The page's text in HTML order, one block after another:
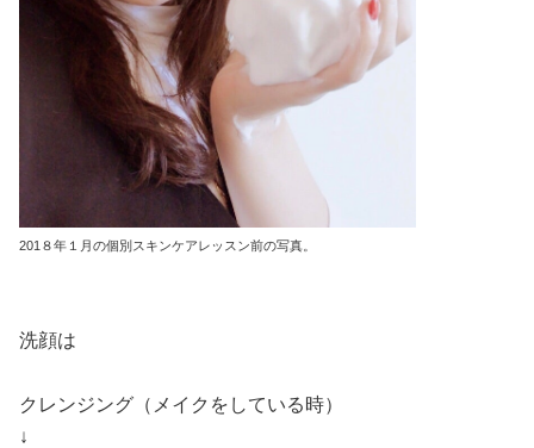
201８年１月の個別スキンケアレッスン前の写真。
洗顔は
クレンジング（メイクをしている時）
↓